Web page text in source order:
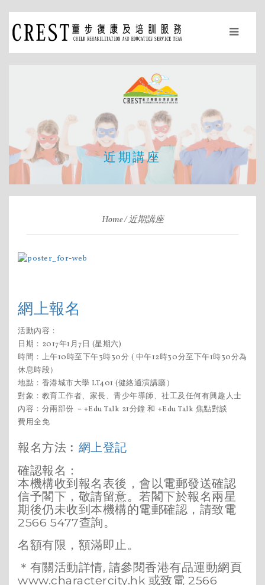
近期講座
Home 近期講座
網上報名
活動內容：
日期：2017年1月7日 (星期六)
時間：上午10時至下午3時30分 ( 中午12時30分至下午1時30分為
休息時段）
地點：香港城市大學 LT401 (健絡通演講廳）
對象：教育工作者、家長、青少年導師、社工及任何有興趣人士
內容：分兩部份 －+Edu Talk 21分鐘 和 +Edu Talk 焦點對談
費用全免
報名方法︰ 網上登記
確認報名：
本機構收到報名表後，會以電郵發送確認
信予閣下，敬請留意。若閣下於報名兩星
期後仍未收到本機構的電郵確認，請致電
2566 5477查詢。
名額有限，額滿即止。
＊有關活動詳情, 請參閱香港有品運動網頁
www.charactercity.hk 或致電 2566